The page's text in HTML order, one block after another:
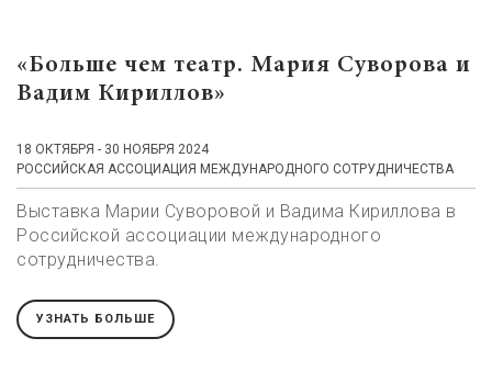
«Больше чем театр. Мария Суворова и
Вадим Кириллов»
18 ОКТЯБРЯ - 30 НОЯБРЯ 2024
РОССИЙСКАЯ АССОЦИАЦИЯ МЕЖДУНАРОДНОГО СОТРУДНИЧЕСТВА
Выставка Марии Суворовой и Вадима Кириллова в
Российской ассоциации международного
сотрудничества.
УЗНАТЬ БОЛЬШЕ